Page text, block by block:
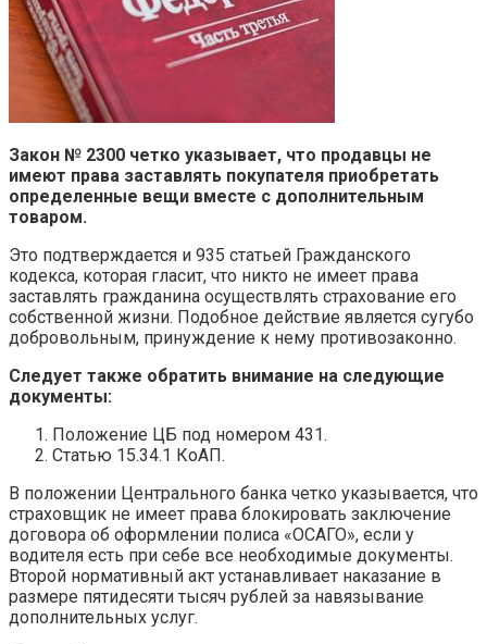
Закон № 2300 четко указывает, что продавцы не
имеют права заставлять покупателя приобретать
определенные вещи вместе с дополнительным
товаром.
Это подтверждается и 935 статьей Гражданского
кодекса, которая гласит, что никто не имеет права
заставлять гражданина осуществлять страхование его
собственной жизни. Подобное действие является сугубо
добровольным, принуждение к нему противозаконно.
Следует также обратить внимание на следующие
документы:
Положение ЦБ под номером 431.
Статью 15.34.1 КоАП.
В положении Центрального банка четко указывается, что
страховщик не имеет права блокировать заключение
договора об оформлении полиса «ОСАГО», если у
водителя есть при себе все необходимые документы.
Второй нормативный акт устанавливает наказание в
размере пятидесяти тысяч рублей за навязывание
дополнительных услуг.